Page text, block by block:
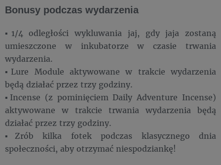
Bonusy podczas wydarzenia
▪1/4 odległości wykluwania jaj, gdy jaja zostaną
umieszczone w inkubatorze w czasie trwania
wydarzenia.
▪Lure Module aktywowane w trakcie wydarzenia
będą działać przez trzy godziny.
▪Incense (z pominięciem Daily Adventure Incense)
aktywowane w trakcie trwania wydarzenia będą
działać przez trzy godziny.
▪Zrób kilka fotek podczas klasycznego dnia
społeczności, aby otrzymać niespodziankę!